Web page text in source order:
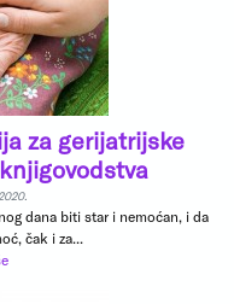
za gerijatrijske
dana biti star i nemoćan, i da
čak i za...